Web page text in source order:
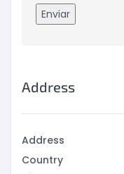
Address
Address
Country